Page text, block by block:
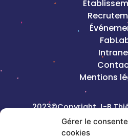
Gérer le
cookies
Mentions
2023©Copyright J-B
site internet,